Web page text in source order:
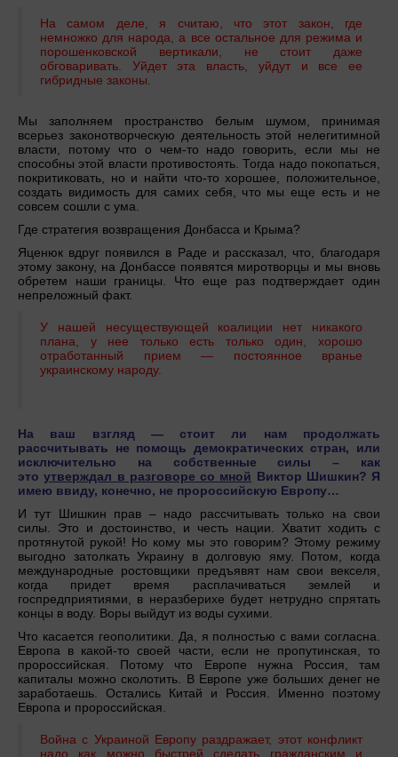
На самом деле, я считаю, что этот закон, где
немножко для народа, а все остальное для режима и
порошенковской вертикали, не стоит даже
обговаривать. Уйдет эта власть, уйдут и все ее
гибридные законы.
Мы заполняем пространство белым шумом, принимая
всерьез законотворческую деятельность этой нелегитимной
власти, потому что о чем-то надо говорить, если мы не
способны этой власти противостоять. Тогда надо покопаться,
покритиковать, но и найти что-то хорошее, положительное,
создать видимость для самих себя, что мы еще есть и не
совсем сошли с ума.
Где стратегия возвращения Донбасса и Крыма?
Яценюк вдруг появился в Раде и рассказал, что, благодаря
этому закону, на Донбассе появятся миротворцы и мы вновь
обретем наши границы. Что еще раз подтверждает один
непреложный факт.
У нашей несуществующей коалиции нет никакого
плана, у нее только есть только один, хорошо
отработанный прием — постоянное вранье
украинскому народу.
На ваш взгляд — стоит ли нам продолжать
рассчитывать не помощь демократических стран, или
исключительно на собственные силы – как
этоутверждал в разговоре со мной Виктор Шишкин? Я
имею ввиду, конечно, не пророссийскую Европу…
И тут Шишкин прав – надо рассчитывать только на свои
силы. Это и достоинство, и честь нации. Хватит ходить с
протянутой рукой! Но кому мы это говорим? Этому режиму
выгодно затолкать Украину в долговую яму. Потом, когда
международные ростовщики предъявят нам свои векселя,
когда придет время расплачиваться землей и
госпредприятиями, в неразберихе будет нетрудно спрятать
концы в воду. Воры выйдут из воды сухими.
Что касается геополитики. Да, я полностью с вами согласна.
Европа в какой-то своей части, если не пропутинская, то
пророссийская. Потому что Европе нужна Россия, там
капиталы можно сколотить. В Европе уже больших денег не
заработаешь. Остались Китай и Россия. Именно поэтому
Европа и пророссийская.
Война с Украиной Европу раздражает, этот конфликт
надо как можно быстрей сделать гражданским и